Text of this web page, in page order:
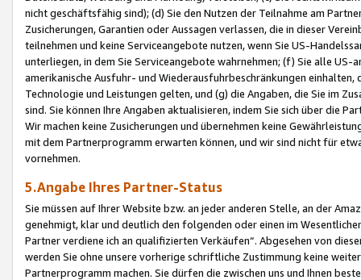
nicht geschäftsfähig sind); (d) Sie den Nutzen der Teilnahme am
Zusicherungen, Garantien oder Aussagen verlassen, die in dieser
teilnehmen und keine Serviceangebote nutzen, wenn Sie US-
unterliegen, in dem Sie Serviceangebote wahrnehmen; (f) Sie alle
amerikanische Ausfuhr- und Wiederausfuhrbeschränkungen
Technologie und Leistungen gelten, und (g) die Angaben, die Sie im
sind. Sie können Ihre Angaben aktualisieren, indem Sie sich über die
Wir machen keine Zusicherungen und übernehmen keine
mit dem Partnerprogramm erwarten können, und wir sind nicht für
vornehmen.
5.Angabe Ihres Partner-Status
Sie müssen auf Ihrer Website bzw. an jeder anderen Stelle, an der
genehmigt, klar und deutlich den folgenden oder einen im
Partner verdiene ich an qualifizierten Verkäufen“. Abgesehen von
werden Sie ohne unsere vorherige schriftliche Zustimmung keine
Partnerprogramm machen. Sie dürfen die zwischen uns und Ihnen